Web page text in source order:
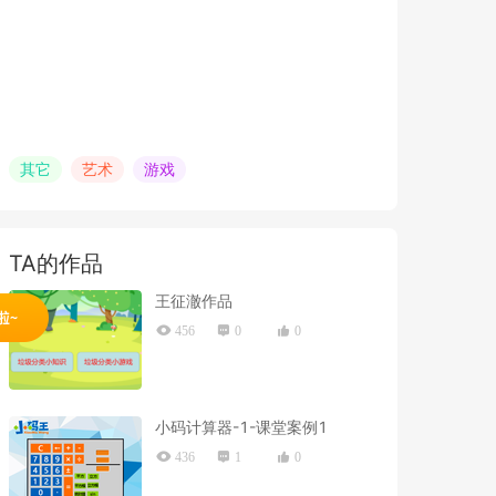
其它 艺术 游戏
TA的作品
王征澈作品
456 0 0
小码计算器-1-课堂案例1
436 1 0